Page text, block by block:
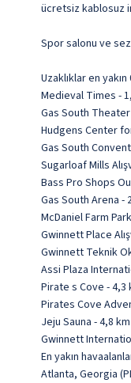
ücretsiz kablosuz
Spor salonu ve
Uzaklıklar en
Medieval Times -
Gas South
Hudgens Center
Gas South
Sugarloaf Mills
Bass Pro Shops
Gas South Arena -
McDaniel Farm
Gwinnett Place
Gwinnett Teknik
Assi Plaza
Pirate s Cove - 4,3
Pirates Cove
Jeju Sauna - 4,8
Gwinnett
En yakın
Atlanta, Georgia